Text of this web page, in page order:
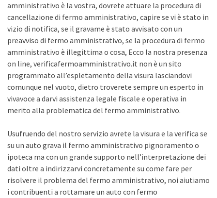
amministrativo è la vostra, dovrete attuare la procedura di
cancellazione di fermo amministrativo, capire se vi è stato in
vizio di notifica, se il gravame è stato avvisato con un
preavviso di fermo amministrativo, se la procedura di fermo
amministrativo è illegittima o cosa, Ecco la nostra presenza
on line, verificafermoamministrativo.it non è un sito
programmato all’espletamento della visura lasciandovi
comunque nel vuoto, dietro troverete sempre un esperto in
vivavoce a darvi assistenza legale fiscale e operativa in
merito alla problematica del fermo amministrativo.
Usufruendo del nostro servizio avrete la visura e la verifica se
su un auto grava il fermo amministrativo pignoramento o
ipoteca ma con un grande supporto nell’interpretazione dei
dati oltre a indirizzarvi concretamente su come fare per
risolvere il problema del fermo amministrativo, noi aiutiamo
i contribuenti a rottamare un auto con fermo